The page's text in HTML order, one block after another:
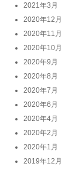
2021年3月
2020年12月
2020年11月
2020年10月
2020年9月
2020年8月
2020年7月
2020年6月
2020年4月
2020年2月
2020年1月
2019年12月